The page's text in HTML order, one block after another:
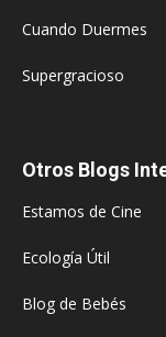
Cuando Duermes
Supergracioso
Otros Blogs
Estamos de Cine
Ecología Útil
Blog de Bebés